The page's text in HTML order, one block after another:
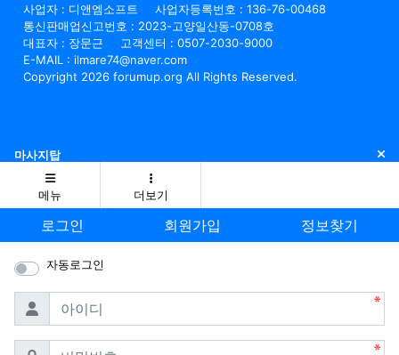
사업자 : 디앤엠소프트
사업자등록번호 : 136-76-00468
통신판매업신고번호 : 2023-고양일산동-0708호
대표자 : 장문근
고객센터 : 0507-2030-9000
E-MAIL : ilmare74@naver.com
Copyright 2026 forumup.org All Rights Reserved.
마사지탑 닫
메뉴 더보기
로그인 회원가입 정보찾기
자동로그인
아이디
비밀번호